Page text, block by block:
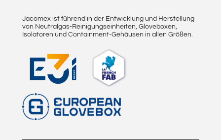
Jacomex ist führend in der Entwicklung und Herstellung
von Neutralgas-Reinigungseinheiten, Gloveboxen,
Isolatoren und Containment-Gehäusen in allen Größen.